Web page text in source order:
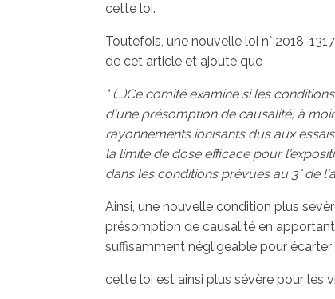
cette loi.
Toutefois, une nouvelle loi n° 2018-
de cet article et ajouté que
" (...)Ce comité examine si les
d'une présomption de causalité, à
rayonnements ionisants dus aux
la limite de dose efficace pour
dans les conditions prévues au 3° de
Ainsi, une nouvelle condition plus
présomption de causalité en
suffisamment négligeable pour
cette loi est ainsi plus sévère pour les